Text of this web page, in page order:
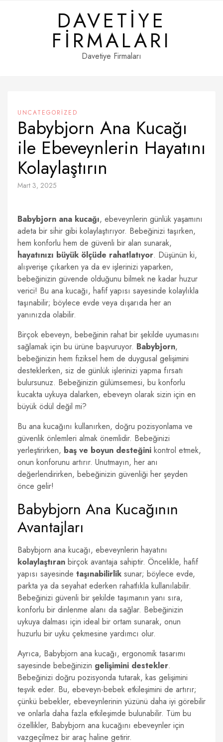
DAVETIYE
FIRMALARI
Davetiye Firmaları
UNCATEGORIZED
Babybjorn Ana Kucağı
ile Ebeveynlerin Hayatını
Kolaylaştırın
Mart 3, 2025
Babybjorn ana kucağı, ebeveynlerin günlük yaşamını
adeta bir sihir gibi kolaylaştırıyor. Bebeğinizi taşırken,
hem konforlu hem de güvenli bir alan sunarak,
hayatınızı büyük ölçüde rahatlatıyor. Düşünün ki,
alışverişe çıkarken ya da ev işlerinizi yaparken,
bebeğinizin güvende olduğunu bilmek ne kadar huzur
verici! Bu ana kucağı, hafif yapısı sayesinde kolaylıkla
taşınabilir; böylece evde veya dışarıda her an
yanınızda olabilir.
Birçok ebeveyn, bebeğinin rahat bir şekilde uyumasını
sağlamak için bu ürüne başvuruyor. Babybjorn,
bebeğinizin hem fiziksel hem de duygusal gelişimini
desteklerken, siz de günlük işlerinizi yapma fırsatı
bulursunuz. Bebeğinizin gülümsemesi, bu konforlu
kucakta uykuya dalarken, ebeveyn olarak sizin için en
büyük ödül değil mi?
Bu ana kucağını kullanırken, doğru pozisyonlama ve
güvenlik önlemleri almak önemlidir. Bebeğinizi
yerleştirirken, baş ve boyun desteğini kontrol etmek,
onun konforunu artırır. Unutmayın, her anı
değerlendirirken, bebeğinizin güvenliği her şeyden
önce gelir!
Babybjorn Ana Kucağının
Avantajları
Babybjorn ana kucağı, ebeveynlerin hayatını
kolaylaştıran birçok avantaja sahiptir. Öncelikle, hafif
yapısı sayesinde taşınabilirlik sunar; böylece evde,
parkta ya da seyahat ederken rahatlıkla kullanılabilir.
Bebeğinizi güvenli bir şekilde taşımanın yanı sıra,
konforlu bir dinlenme alanı da sağlar. Bebeğinizin
uykuya dalması için ideal bir ortam sunarak, onun
huzurlu bir uyku çekmesine yardımcı olur.
Ayrıca, Babybjorn ana kucağı, ergonomik tasarımı
sayesinde bebeğinizin gelişimini destekler.
Bebeğinizi doğru pozisyonda tutarak, kas gelişimini
teşvik eder. Bu, ebeveyn-bebek etkileşimini de artırır;
çünkü bebekler, ebeveynlerinin yüzünü daha iyi görebilir
ve onlarla daha fazla etkileşimde bulunabilir. Tüm bu
özellikler, Babybjorn ana kucağını ebeveynler için
vazgeçilmez bir araç haline getirir.